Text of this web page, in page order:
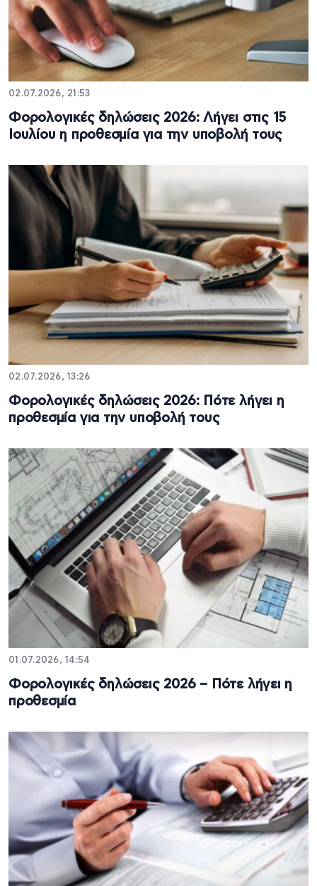
02.07.2026, 21:53
Φορολογικές δηλώσεις 2026: Λήγει στις 15
Ιουλίου η προθεσμία για την υποβολή τους
02.07.2026, 13:26
Φορολογικές δηλώσεις 2026: Πότε λήγει η
προθεσμία για την υποβολή τους
01.07.2026, 14:54
Φορολογικές δηλώσεις 2026 – Πότε λήγει η
προθεσμία